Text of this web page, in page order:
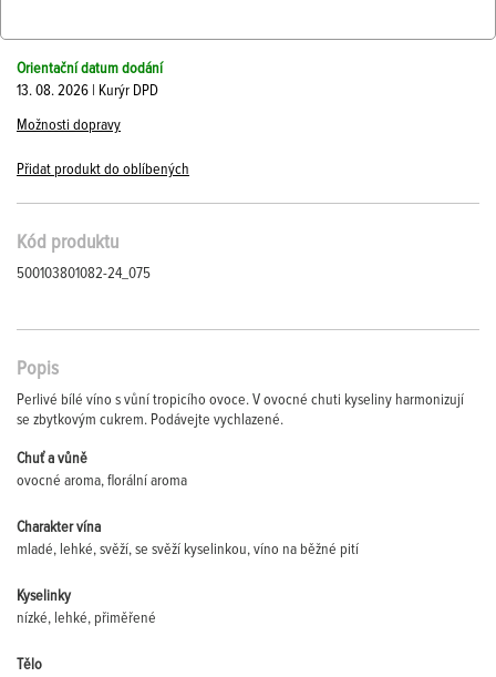
Orientační datum dodání
13. 08. 2026 | Kurýr DPD
Možnosti dopravy
Přidat produkt do oblíbených
Kód produktu
500103801082-24_075
Popis
Perlivé bílé víno s vůní tropicího ovoce. V ovocné chuti kyseliny harmonizují
se zbytkovým cukrem. Podávejte vychlazené.
Chuť a vůně
ovocné aroma, florální aroma
Charakter vína
mladé, lehké, svěží, se svěží kyselinkou, víno na běžné pití
Kyselinky
nízké, lehké, přiměřené
Tělo